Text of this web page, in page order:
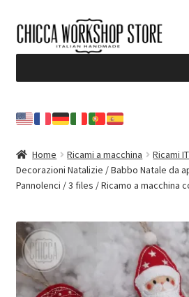
Vai
alla
Vai
al
Il mio account
NEWSLETTER
Home Ricami a macchina Ricami
Decorazioni Natalizie / Babbo Natale da
Pannolenci / 3 files / Ricamo a macchina